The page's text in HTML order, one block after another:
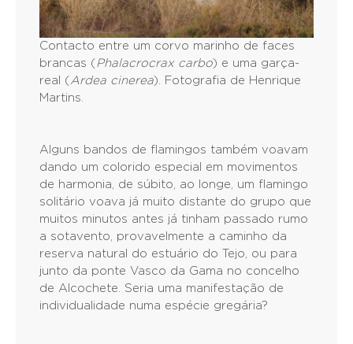
Contacto entre um corvo marinho de faces
brancas ( Phalacrocrax carbo) e uma garça-
real ( Ardea cinerea). Fotografia de Henrique
Martins.
Alguns bandos de flamingos também voavam
dando um colorido especial em movimentos
de harmonia, de súbito, ao longe, um flamingo
solitário voava já muito distante do grupo que
muitos minutos antes já tinham passado rumo
a sotavento, provavelmente a caminho da
reserva natural do estuário do Tejo, ou para
junto da ponte Vasco da Gama no concelho
de Alcochete. Seria uma manifestação de
individualidade numa espécie gregária?